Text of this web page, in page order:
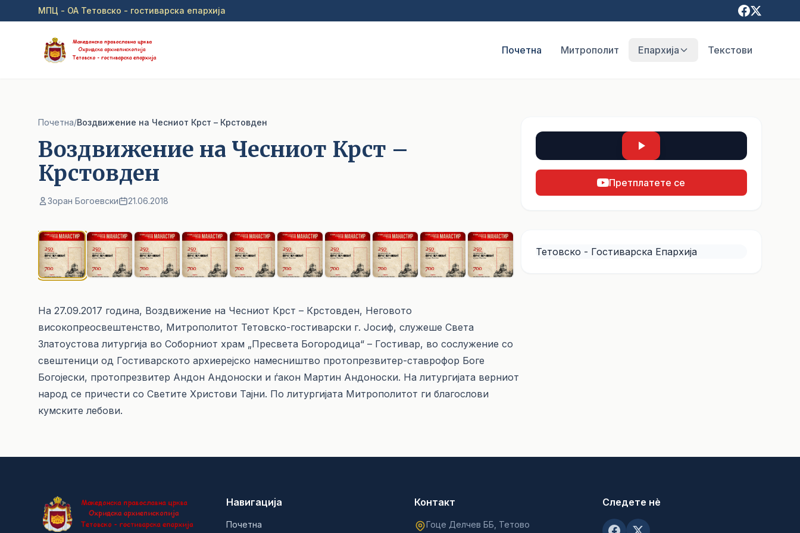
Прејди на главна содржина
МПЦ - ОА Тетовско - гостиварска епархија
Почетна Митрополит Епархија Текстови
Почетна/Воздвижение на Чесниот Крст – Крстовден
Воздвижение на Чесниот Крст –
Крстовден
Зоран Богоевски 21.06.2018
На 27.09.2017 година, Воздвижение на Чесниот Крст – Крстовден, Неговото
високопреосвештенство, Митрополитот Тетовско-гостиварски г. Јосиф, служеше Света
Златоустова литургија во Соборниот храм „Пресвета Богородица“ – Гостивар, во сослужение со
свештеници од Гостиварското архиерејско намесништво протопрезвитер-ставрофор Боге
Богојески, протопрезвитер Андон Андоноски и ѓакон Мартин Андоноски. На литургијата верниот
народ се причести со Светите Христови Тајни. По литургијата Митрополитот ги благослови
кумските лебови.
Претплатете се
Тетовско - Гостиварска Епархија
Навигација
Почетна
Контакт
Гоце Делчев ББ, Тетово
Следете нè